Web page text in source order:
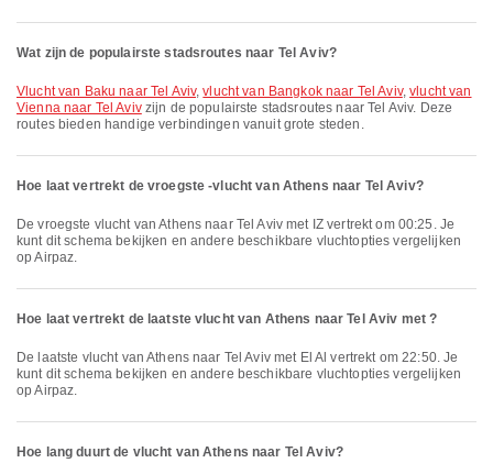
Wat zijn de populairste stadsroutes naar Tel Aviv?
vlucht van Baku naar Tel Aviv,vlucht van Bangkok naar Tel Aviv,vlucht van
Vienna naar Tel Avivzijn de populairste stadsroutes naar Tel Aviv. Deze
routes bieden handige verbindingen vanuit grote steden.
Hoe laat vertrekt de vroegste -vlucht van Athens naar Tel Aviv?
De vroegste vlucht van Athens naar Tel Aviv met IZ vertrekt om 00:25. Je
kunt dit schema bekijken en andere beschikbare vluchtopties vergelijken
op Airpaz.
Hoe laat vertrekt de laatste vlucht van Athens naar Tel Aviv met ?
De laatste vlucht van Athens naar Tel Aviv met El Al vertrekt om 22:50. Je
kunt dit schema bekijken en andere beschikbare vluchtopties vergelijken
op Airpaz.
Hoe lang duurt de vlucht van Athens naar Tel Aviv?